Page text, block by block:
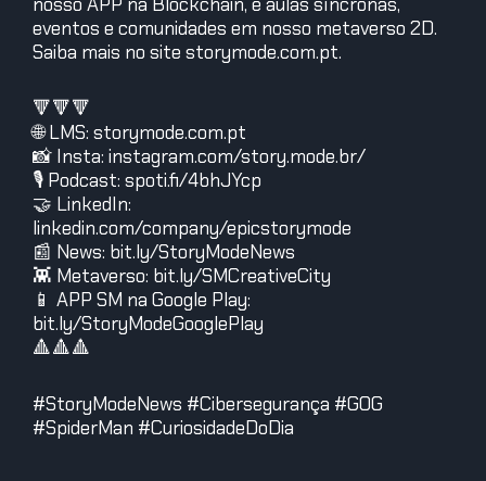
eventos e comunidades em nosso metaverso 2D.
Saiba mais no site storymode.com.pt.
🔻🔻🔻
🌐 LMS: storymode.com.pt
📸 Insta: instagram.com/story.mode.br/
🎙️ Podcast: spoti.fi/4bhJYcp
🤝 LinkedIn:
linkedin.com/company/epicstorymode
📰 News: bit.ly/StoryModeNews
👾 Metaverso: bit.ly/SMCreativeCity
📱 APP SM na Google Play:
bit.ly/StoryModeGooglePlay
🔺🔺🔺
#StoryModeNews #Cibersegurança #GOG
#SpiderMan #CuriosidadeDoDia